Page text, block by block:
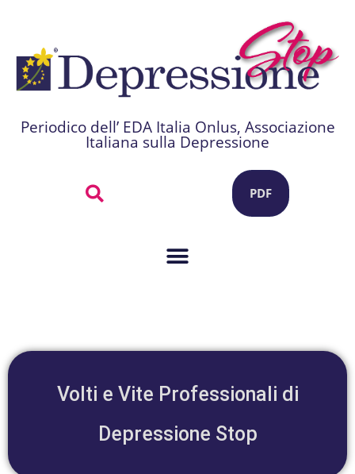
Periodico dell’ EDA Italia Onlus, Associazione
Italiana sulla Depressione
PDF
Volti e Vite Professionali di
Depressione Stop